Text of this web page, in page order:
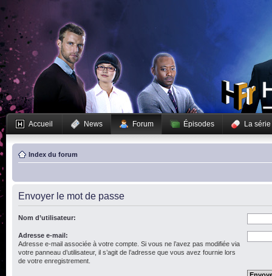
Accueil News Forum Épisodes La série
Index du forum
Envoyer le mot de passe
Nom d’utilisateur:
Adresse e-mail:
Adresse e-mail associée à votre compte. Si vous ne l’avez pas modifiée via
votre panneau d’utilisateur, il s’agit de l’adresse que vous avez fournie lors
de votre enregistrement.